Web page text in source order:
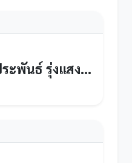
นายประพันธ์ รุ่งแสงนพรัตน์